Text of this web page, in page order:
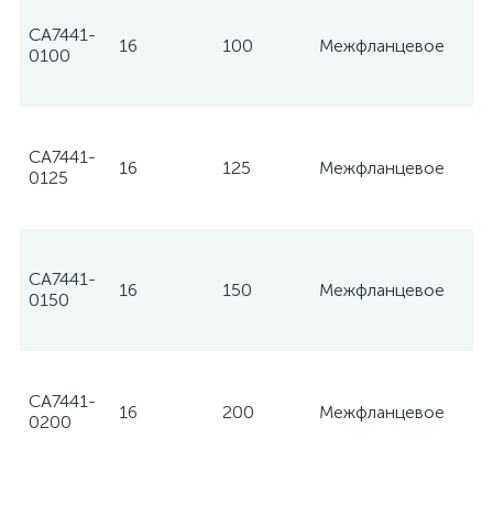
CA7441-
0100
16 100 Межфланцевое
CA7441-
0125
16 125 Межфланцевое
CA7441-
0150
16 150 Межфланцевое
CA7441-
0200
16 200 Межфланцевое